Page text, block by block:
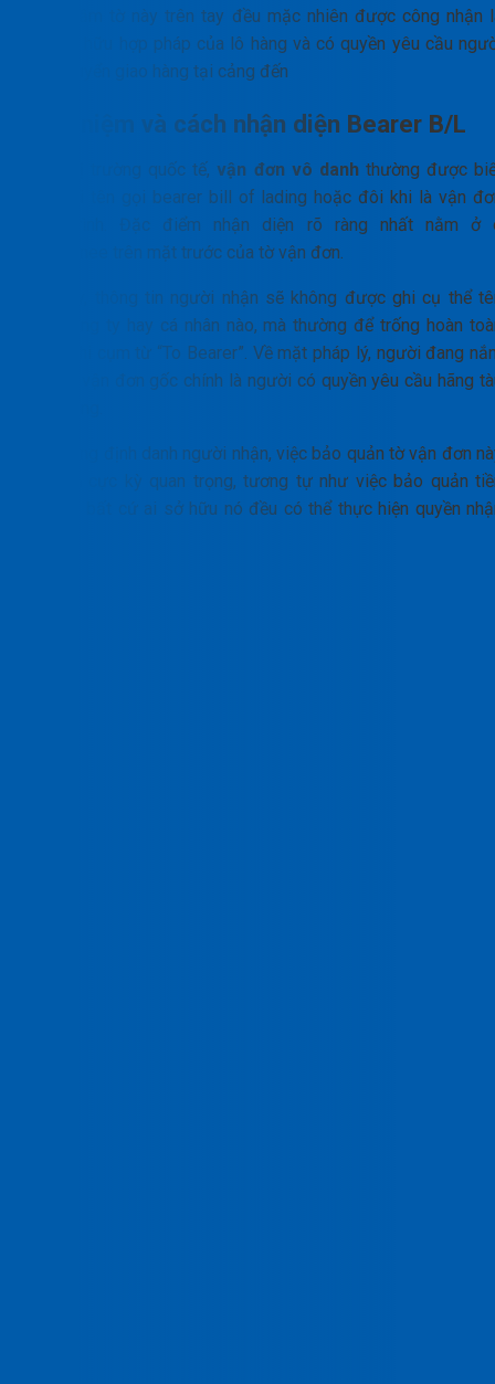
kỳ ai cầm tờ này trên tay đều mặc nhiên được công nhận
chủ sở hữu hợp pháp của lô hàng và có quyền yêu cầu
vận chuyển giao hàng tại cảng đến
Khái niệm và cách nhận diện Bearer B/L
Trên thị trường quốc tế, vận đơn vô danhthường được
đến với tên gọi bearer bill of lading hoặc đôi khi là vận
xuất trình. Đặc điểm nhận diện rõ ràng nhất nằm ở
Consignee trên mặt trước của tờ vận đơn.
Tại đây, thông tin người nhận sẽ không được ghi cụ thể
một công ty hay cá nhân nào, mà thường để trống hoàn
hoặc ghi cụm từ “To Bearer”. Về mặt pháp lý, người đang
giữ bộ vận đơn gốc chính là người có quyền yêu cầu hãng
Do không định danh người nhận, việc bảo quản tờ vận đơn
trở nên cực kỳ quan trọng, tương tự như việc bảo quản
mặt. Vì bất cứ ai sở hữu nó đều có thể thực hiện quyền